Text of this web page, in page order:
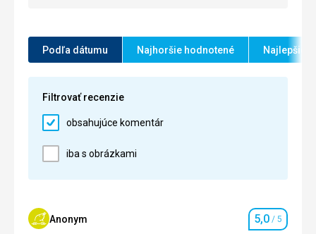
Okolie / 5
Cena
Podľa dátumu Najhoršie hodnotené Najlepšie
Filtrovať recenzie
obsahujúce komentár
iba s obrázkami
Anonym Hodnotenie
5,0 / 5